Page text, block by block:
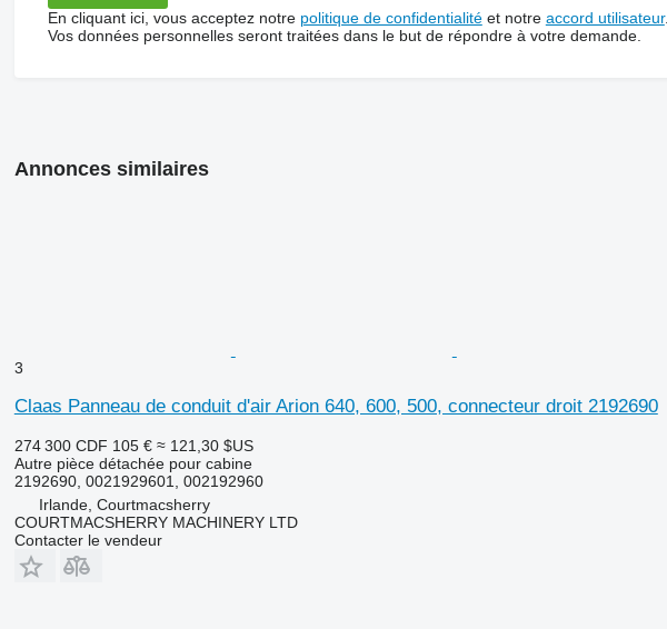
En cliquant ici, vous acceptez notre politique de confidentialitéet notre accord utilisateur.
Vos données personnelles seront traitées dans le but de répondre à votre demande.
Annonces similaires
3
Claas Panneau de conduit d'air Arion 640, 600, 500, connecteur droit 2192690
274 300 CDF 105 € ≈ 121,30 $US
Autre pièce détachée pour cabine
2192690, 0021929601, 002192960
Irlande, Courtmacsherry
COURTMACSHERRY MACHINERY LTD
Contacter le vendeur